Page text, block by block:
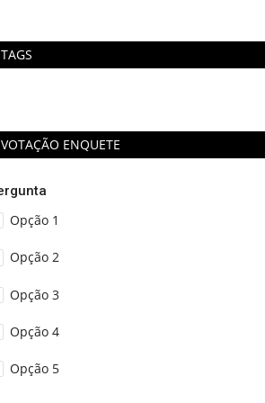
TAGS
VOTAÇÃO ENQUETE
Opção 1
Opção 2
Opção 3
Opção 4
Opção 5